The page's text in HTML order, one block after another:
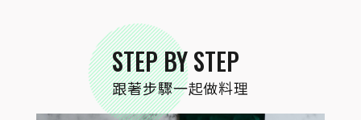
STEP BY STEP
跟著步驟一起做料理